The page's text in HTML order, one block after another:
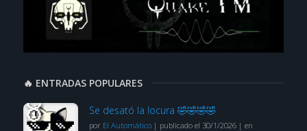
🔥 ENTRADAS POPULARES
Se desató la locura 🤣🤣🤣🤣
por El Automático| publicado el 30/1/2026| en